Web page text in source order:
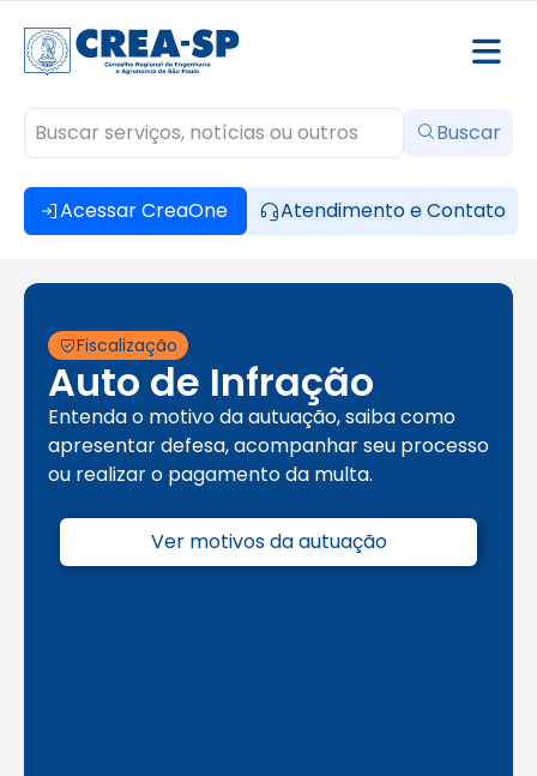
Acessar CreaOne Atendimento e Contato
Buscar
Fiscalização
Auto de Infração
Entenda o motivo da autuação, saiba como
apresentar defesa, acompanhar seu processo
ou realizar o pagamento da multa.
Ver motivos da autuação